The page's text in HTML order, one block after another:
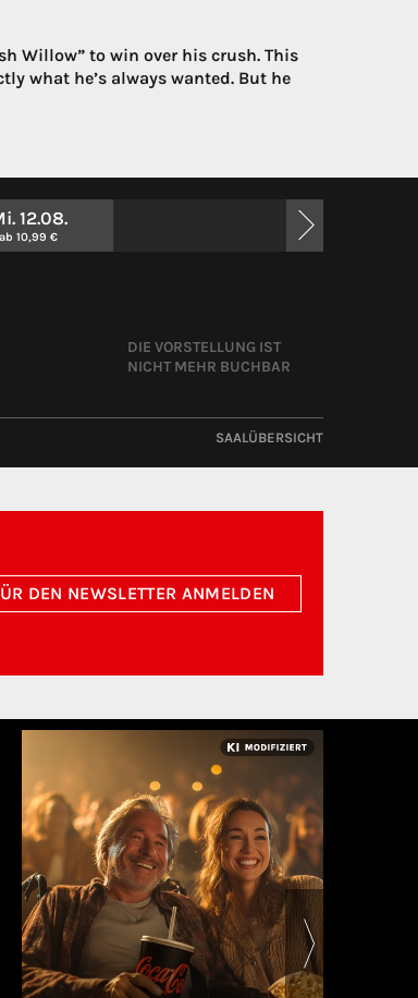
Willow” to win over his crush. This
what he’s always wanted. But he
12.08.
ab 10,99 €
DIE VORSTELLUNG IST
NICHT MEHR BUCHBAR
SAALÜBERSICHT
DEN NEWSLETTER ANMELDEN